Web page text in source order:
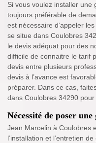
Si vous voulez installer une
toujours préférable de
est nécessaire d’appeler
se situe dans Coulobres
le devis adéquat pour des
difficile de connaitre le tarif
devis entre plusieurs
devis à l’avance est
préparer. Dans ce cas,
dans Coulobres 34290
Nécessité de poser
Jean Marcelin à Coulobres
l’installation et l’entretien